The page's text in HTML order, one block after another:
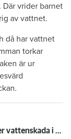
Där vrider barnet
av vattnet.
då har vattnet
torkar
är ur
600 kronor dyrare att bo efter vattenskada i Varberg